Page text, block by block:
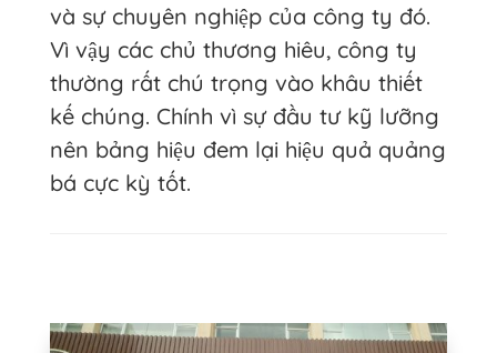
và sự chuyên nghiệp của công ty đó.
Vì vậy các chủ thương hiêu, công ty
thường rất chú trọng vào khâu thiết
kế chúng. Chính vì sự đầu tư kỹ lưỡng
nên bảng hiệu đem lại hiệu quả quảng
bá cực kỳ tốt.